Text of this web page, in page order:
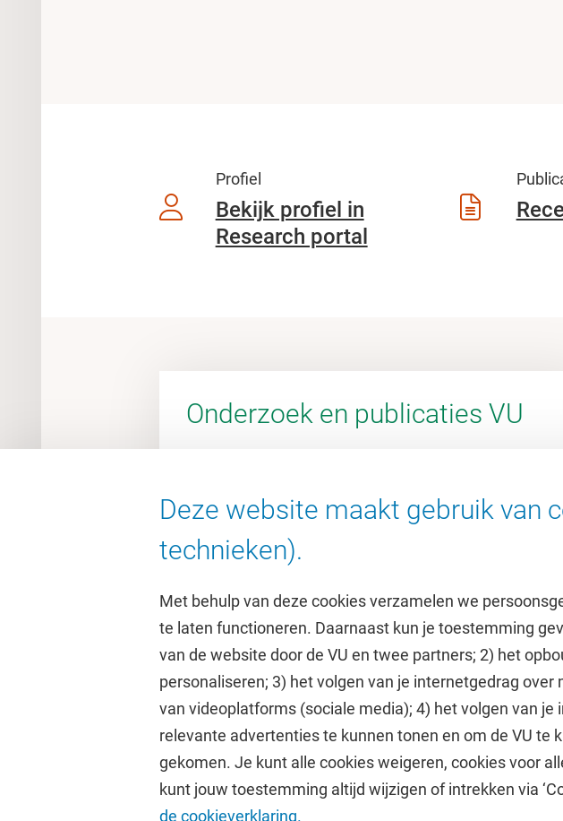
Profiel
Bekijk profiel in
Research portal
Onderzoek en publicaties VU
Ga naar de VU Research Portal
Deze website maakt gebruik van
technieken).
Met behulp van deze cookies verzamelen we
te laten functioneren. Daarnaast kun je toestemming
van de website door de VU en twee partners; 2) het
personaliseren; 3) het volgen van je internetgedrag
van videoplatforms (sociale media); 4) het volgen van
relevante advertenties te kunnen tonen en om de VU
gekomen. Je kunt alle cookies weigeren, cookies voor
kunt jouw toestemming altijd wijzigen of intrekken via
de cookieverklaring.
Direct naar
Cultuur op de campus
Universiteitsbibliotheek
Studie
Academische jaarkalender
Studiegids